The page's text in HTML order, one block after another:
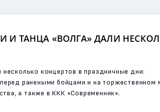
И ТАНЦА «ВОЛГА» ДАЛИ
концертов в праздничные дни:
ранеными бойцами и на
а также в ККК «Современник».